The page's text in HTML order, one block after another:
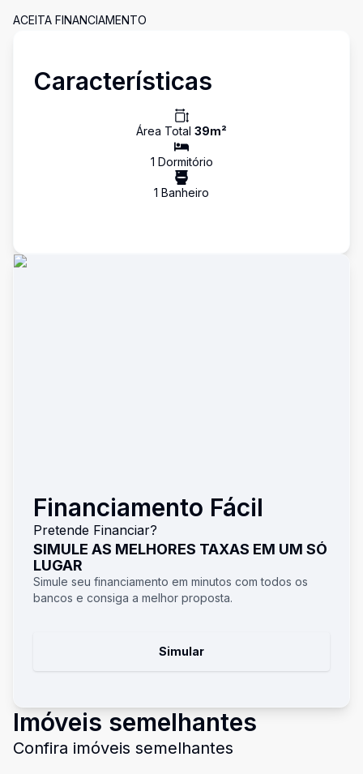
ACEITA FINANCIAMENTO
Características
Área Total 39m²
1 Dormitório
1 Banheiro
Financiamento Fácil
Pretende Financiar?
SIMULE AS MELHORES TAXAS EM UM SÓ
LUGAR
Simule seu financiamento em minutos com todos os
bancos e consiga a melhor proposta.
Simular
Imóveis semelhantes
Confira imóveis semelhantes